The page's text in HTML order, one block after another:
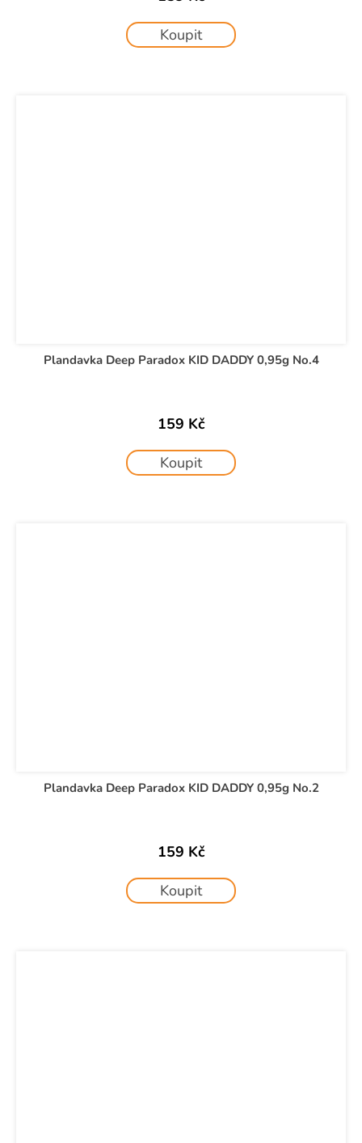
Koupit
Plandavka Deep Paradox KID DADDY 0,95g No.4
159 Kč
Koupit
Plandavka Deep Paradox KID DADDY 0,95g No.2
159 Kč
Koupit